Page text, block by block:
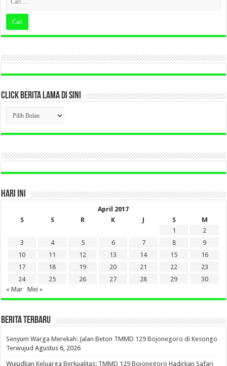
CLICK BERITA LAMA DI SINI
CLICK
BERITA
LAMA
DI
HARI INI
April 2017
S
S R K J S
M
1
2
3
4 5 6 7 8
9
10
11 12 13 14 15
16
17
18 19 20 21 22
23
24
25 26 27 28 29
30
« Mar
Mei »
BERITA TERBARU
Senyum Warga Merekah: Jalan Beton TMMD 129 Bojonegoro di Kesongo
Terwujud Agustus 6, 2026
Wujudkan Keluarga Berkualitas: TMMD 129 Bojonegoro Hadirkan Safari